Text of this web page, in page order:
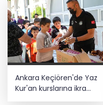
Ankara Keçiören'de Yaz
Kur'an kurslarına ikram
desteği